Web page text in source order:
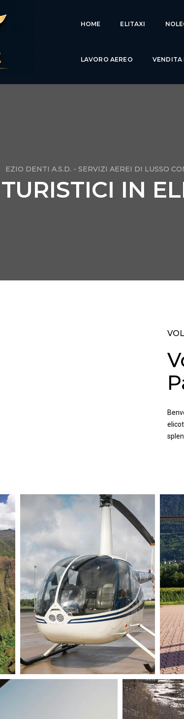
HOME ELITAXI
LAVORO AEREO VENDITA
EZIO DENTI A.S.D. - SERVIZI AEREI DI LUSSO
IN